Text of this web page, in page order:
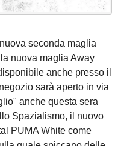
seconda maglia
nuova maglia Away
anche presso il
sarà aperto in via
anche questa sera
Spazialismo, il nuovo
PUMA White come